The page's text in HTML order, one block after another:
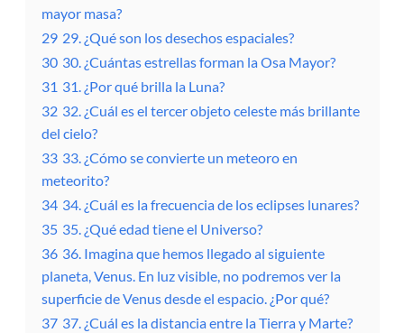
mayor masa?
29 29. ¿Qué son los desechos espaciales?
30 30. ¿Cuántas estrellas forman la Osa Mayor?
31 31. ¿Por qué brilla la Luna?
32 32. ¿Cuál es el tercer objeto celeste más brillante
del cielo?
33 33. ¿Cómo se convierte un meteoro en
meteorito?
34 34. ¿Cuál es la frecuencia de los eclipses lunares?
35 35. ¿Qué edad tiene el Universo?
36 36. Imagina que hemos llegado al siguiente
planeta, Venus. En luz visible, no podremos ver la
superficie de Venus desde el espacio. ¿Por qué?
37 37. ¿Cuál es la distancia entre la Tierra y Marte?